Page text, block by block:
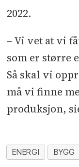
2022.
– Vi vet at vi
som er større
Så skal vi
må vi finne
produksjon,
ENERGI BYGG